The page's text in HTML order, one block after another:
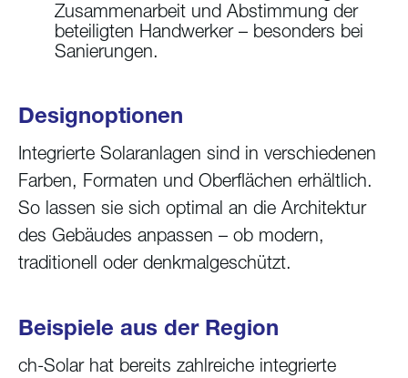
Zusammenarbeit und Abstimmung der
beteiligten Handwerker – besonders bei
Sanierungen.
Designoptionen
Integrierte Solaranlagen sind in verschiedenen
Farben, Formaten und Oberflächen erhältlich.
So lassen sie sich optimal an die Architektur
des Gebäudes anpassen – ob modern,
traditionell oder denkmalgeschützt.
Beispiele aus der Region
ch-Solar hat bereits zahlreiche integrierte